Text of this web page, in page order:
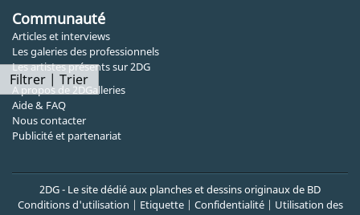
Filtrer | Trier
Communauté
Articles et interviews
Les galeries des professionnels
Les artistes présents sur 2DG
A propos de 2DGalleries
Aide & FAQ
Nous contacter
Publicité et partenariat
2DG - Le site dédié aux planches et dessins originaux de BD
Conditions d'utilisation | Etiquette| Confidentialité| Utilisation des